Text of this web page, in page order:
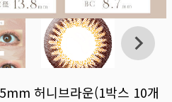
허니브라운(1박스 10개